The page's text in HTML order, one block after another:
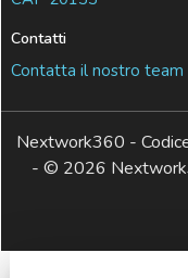
Contatti
Contatta il nostro team
Nextwork360 -
- © 2026